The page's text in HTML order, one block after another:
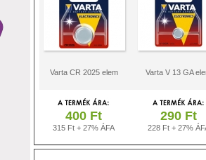
Varta CR 2025 elem Varta V 13 GA
400 Ft
315 Ft + 27% ÁFA
290 Ft
228 Ft + 27%